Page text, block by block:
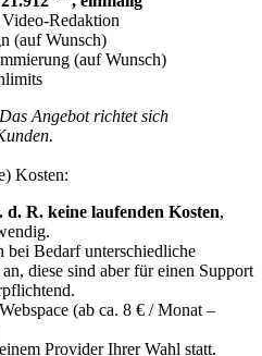
Redaktion
(auf Wunsch)
(auf Wunsch)
Angebot richtet sich
Kosten:
d. R. keine laufenden Kosten,
bei Bedarf unterschiedliche
diese sind aber für einen Support
(ab ca. 8 € / Monat –
Provider Ihrer Wahl statt.